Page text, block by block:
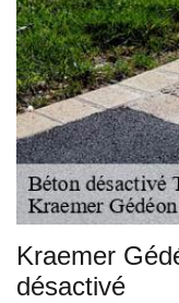
Kraemer
désactivé